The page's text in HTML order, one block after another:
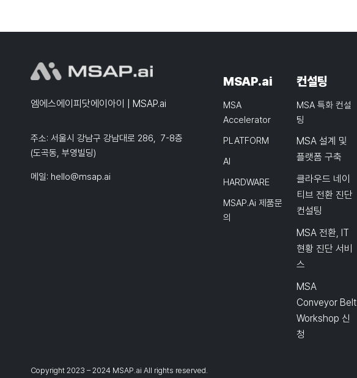
엠에스에이피닷에이아이 | MSAP.ai
주소: 서울시 강남구 강남대로 286, 7-8층
(도곡동, 부영빌딩)
메일: hello@msap.ai
MSAP.ai
MSA
Accelerator
PLATFORM
AI
HARDWARE
MSAP.ai 제품문
의
컨설팅
MSA 특화 컨설
팅
MSA 설계 및
플랫폼 구축
클라우드 네이
티브 전환 진단
컨설팅
MSA 전환, IT
현황 진단 서비
스
MSA
Conveyor Belt
Workshop 신
청
Copyright 2023 – 2024 MSAP.ai All rights reserved.